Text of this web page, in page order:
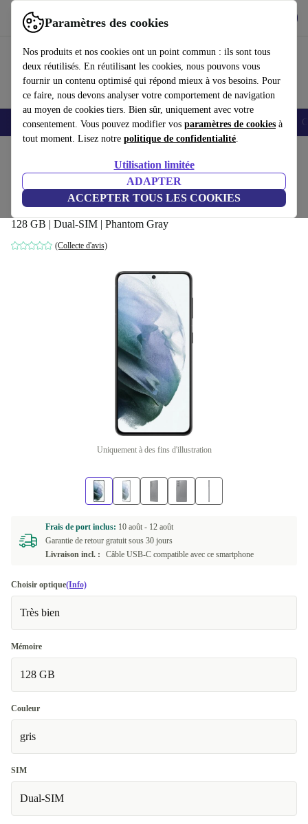
Paramètres des cookies
Nos produits et nos cookies ont un point commun : ils sont tous
deux réutilisés. En réutilisant les cookies, nous pouvons vous
fournir un contenu optimisé qui répond mieux à vos besoins. Pour
ce faire, nous devons analyser votre comportement de navigation
au moyen de cookies tiers. Bien sûr, uniquement avec votre
consentement. Vous pouvez modifier vos paramètres de cookies à
tout moment. Lisez notre politique de confidentialité.
Utilisation limitée
ADAPTER
ACCEPTER TOUS LES COOKIES
Utilisez refurbed rapidement et facilement
Smartphones Laptops Tablettes Montres connectées Accessoires
Samsung Galaxy S21 5G
Enterprise Edition
128 GB | Dual-SIM | Phantom Gray
(Collecte d'avis)
254,99 €
Uniquement à des fins d'illustration
Frais de port inclus: 10 août - 12 août
Garantie de retour gratuit sous 30 jours
Livraison incl. :
Câble USB-C compatible avec ce smartphone
Choisir optique(Info)
Très bien
Mémoire
128 GB
Couleur
gris
SIM
Dual-SIM